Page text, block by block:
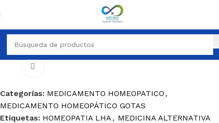
HOMEOPATICO MEDICAMENTO HOMEOPÁTICO GOTAS
Categorías: MEDICAMENTO HOMEOPATICO ,
MEDICAMENTO HOMEOPÁTICO GOTAS
Etiquetas: HOMEOPATIA LHA , MEDICINA ALTERNATIVA